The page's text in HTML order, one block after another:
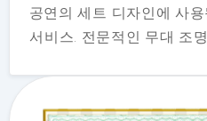
공연의 세트 디자인에 사
서비스. 전문적인 무대 조
분류의 상표입니다. 상표 증
천 홍모원지광전자유한회